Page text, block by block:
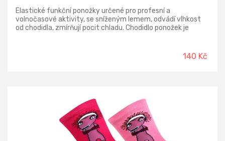
Elastické funkční ponožky určené pro profesní a
volnočasové aktivity, se sníženým lemem, odvádí vlhkost
od chodidla, zmírňují pocit chladu. Chodidlo ponožek je
Materiálové složení: 76 % bavlna 21 % polyester 2 % elastan
140 Kč